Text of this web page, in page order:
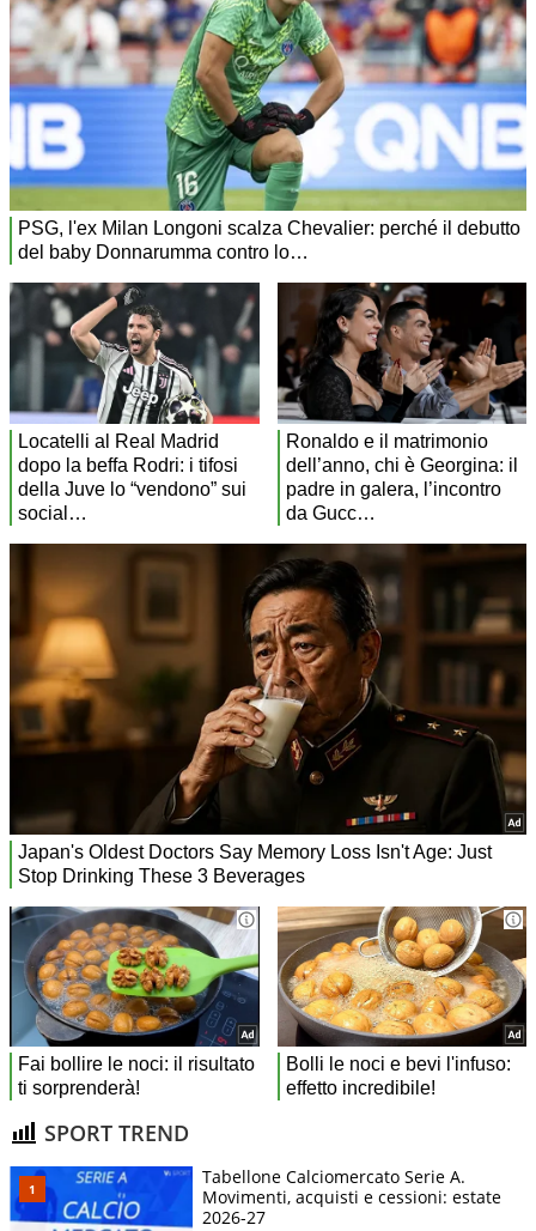
SPORT TREND
Tabellone Calciomercato Serie A.
Movimenti, acquisti e cessioni: estate
2026-27